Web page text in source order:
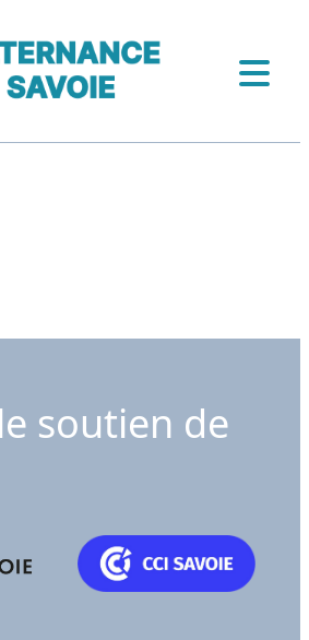
soutien de